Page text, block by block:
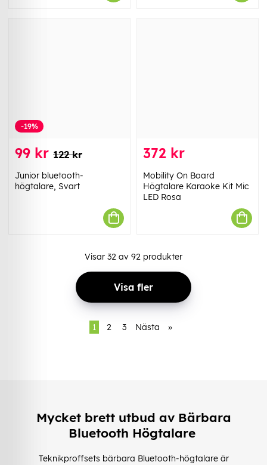
-19%
99 kr 122 kr
Junior bluetooth-
högtalare, Svart
372 kr
Mobility On Board
Högtalare Karaoke Kit Mic
LED Rosa
Visar 32 av 92 produkter
Visa fler
1 2 3 Nästa »
Mycket brett utbud av Bärbara
Bluetooth Högtalare
Teknikproffsets bärbara Bluetooth-högtalare är